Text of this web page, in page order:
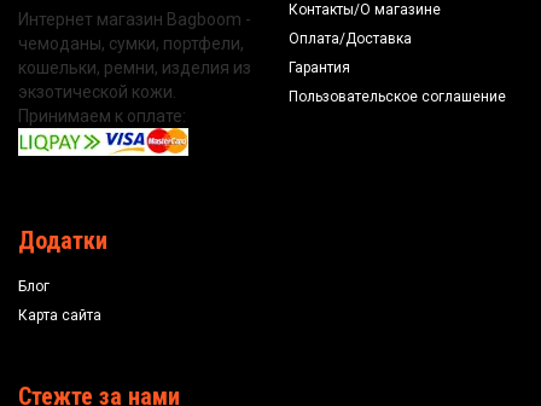
Интернет магазин Bagboom -
чемоданы, сумки, портфели,
кошельки, ремни, изделия из
экзотической кожи.
Принимаем к оплате:
Контакты/О магазине
Оплата/Доставка
Гарантия
Пользовательское соглашение
Додатки
Блог
Карта сайта
Стежте за нами